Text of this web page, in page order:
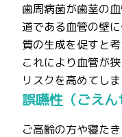
歯周病菌が歯茎の
道である血管の壁
質の生成を促すと考
これにより血管が
リスクを高めてしま
誤嚥性（ごえ
ご高齢の方や寝た